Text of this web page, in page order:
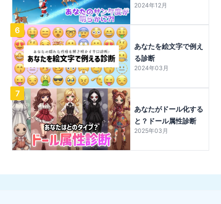
2024年12月
6
あなたを絵文字で例え
る診断
2024年03月
7
あなたがドール化する
と？ドール属性診断
2025年03月